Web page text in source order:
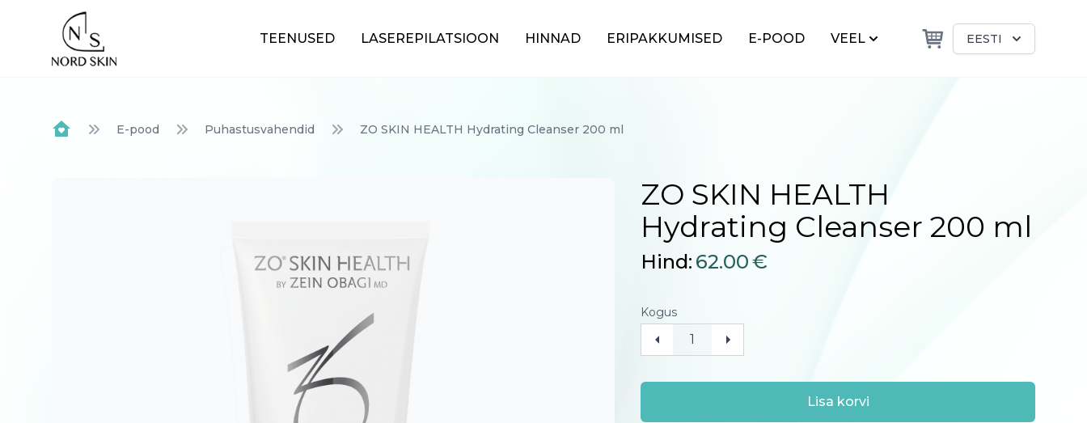
Nordskin
TEENUSED
LASEREPILATSIOON HINNAD ERIPAKKUMISED E-POOD VEEL EESTI
E-pood Puhastusvahendid ZO SKIN HEALTH Hydrating Cleanser 200 ml
ZO SKIN HEALTH
Hydrating Cleanser 200 ml
Hind: 62.00€
Kogus
Lisa korvi